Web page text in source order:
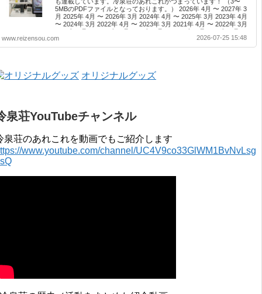
も連載しています。冷泉荘のあれこれがつまっています！ （3〜
5MBのPDFファイルとなっております。） 2026年 4月 〜 2027年 3
月 2025年 4月 〜 2026年 3月 2024年 4月 〜 2025年 3月 2023年 4月
〜 2024年 3月 2022年 4月 〜 2023年 3月 2021年 4月 〜 2022年 3月
2019年 3月 2017年 4月 〜 2018年 3月 2016年 4月 〜 2017年 3月
2015年 4月 〜 2016年 3月 2014年 4月 〜 2015年 3月 2013...
www.reizensou.com 2026-07-25 15:48
オリジナルグッズ
泉荘YouTubeチャンネル
泉荘のあれこれを動画でもご紹介します
www.youtube.com/channel/UC4V9co33GlWM1BvNvLsg